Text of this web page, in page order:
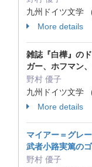
九州ドイツ文
More details
雑誌『白樺』の
ガー、ホフマン
野村 優子
九州ドイツ文
More details
マイアー＝グレ
武者小路実篤の
野村 優子